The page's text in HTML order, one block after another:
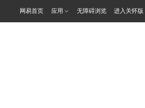
网易首页 应用 无障碍浏览 进入关怀版